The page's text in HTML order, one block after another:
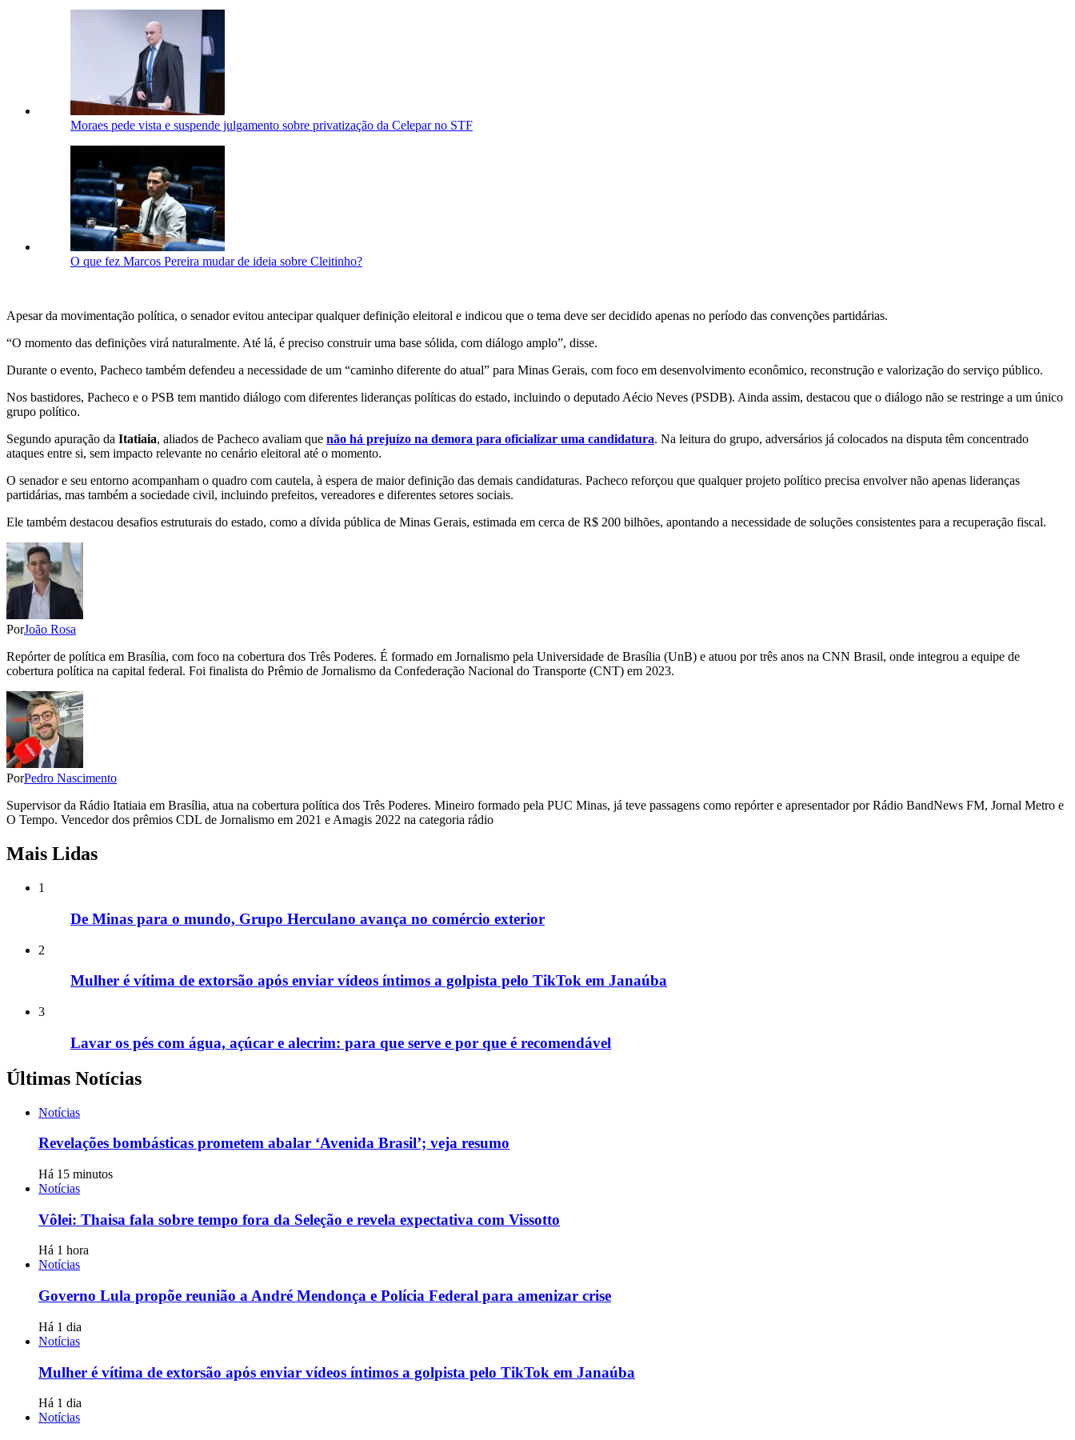
Moraes pede vista e suspende julgamento sobre privatização da Celepar no STF
O que fez Marcos Pereira mudar de ideia sobre Cleitinho?
Apesar da movimentação política, o senador evitou antecipar qualquer definição eleitoral e indicou que o tema deve ser decidido apenas no período das convenções partidárias.
“O momento das definições virá naturalmente. Até lá, é preciso construir uma base sólida, com diálogo amplo”, disse.
Durante o evento, Pacheco também defendeu a necessidade de um “caminho diferente do atual” para Minas Gerais, com foco em desenvolvimento econômico, reconstrução e valorização do serviço público.
Nos bastidores, Pacheco e o PSB tem mantido diálogo com diferentes lideranças políticas do estado, incluindo o deputado Aécio Neves (PSDB). Ainda assim, destacou que o diálogo não se restringe a um único
grupo político.
Segundo apuração da Itatiaia, aliados de Pacheco avaliam que não há prejuízo na demora para oficializar uma candidatura. Na leitura do grupo, adversários já colocados na disputa têm concentrado
ataques entre si, sem impacto relevante no cenário eleitoral até o momento.
O senador e seu entorno acompanham o quadro com cautela, à espera de maior definição das demais candidaturas. Pacheco reforçou que qualquer projeto político precisa envolver não apenas lideranças
partidárias, mas também a sociedade civil, incluindo prefeitos, vereadores e diferentes setores sociais.
Ele também destacou desafios estruturais do estado, como a dívida pública de Minas Gerais, estimada em cerca de R$ 200 bilhões, apontando a necessidade de soluções consistentes para a recuperação fiscal.
PorJoão Rosa
Repórter de política em Brasília, com foco na cobertura dos Três Poderes. É formado em Jornalismo pela Universidade de Brasília (UnB) e atuou por três anos na CNN Brasil, onde integrou a equipe de
cobertura política na capital federal. Foi finalista do Prêmio de Jornalismo da Confederação Nacional do Transporte (CNT) em 2023.
PorPedro Nascimento
Supervisor da Rádio Itatiaia em Brasília, atua na cobertura política dos Três Poderes. Mineiro formado pela PUC Minas, já teve passagens como repórter e apresentador por Rádio BandNews FM, Jornal Metro e
O Tempo. Vencedor dos prêmios CDL de Jornalismo em 2021 e Amagis 2022 na categoria rádio
Mais Lidas
1
De Minas para o mundo, Grupo Herculano avança no comércio exterior
2
Mulher é vítima de extorsão após enviar vídeos íntimos a golpista pelo TikTok em Janaúba
3
Lavar os pés com água, açúcar e alecrim: para que serve e por que é recomendável
Últimas Notícias
Notícias
Revelações bombásticas prometem abalar ‘Avenida Brasil’; veja resumo
Há 15 minutos
Notícias
Vôlei: Thaisa fala sobre tempo fora da Seleção e revela expectativa com Vissotto
Há 1 hora
Notícias
Governo Lula propõe reunião a André Mendonça e Polícia Federal para amenizar crise
Há 1 dia
Notícias
Mulher é vítima de extorsão após enviar vídeos íntimos a golpista pelo TikTok em Janaúba
Há 1 dia
Notícias